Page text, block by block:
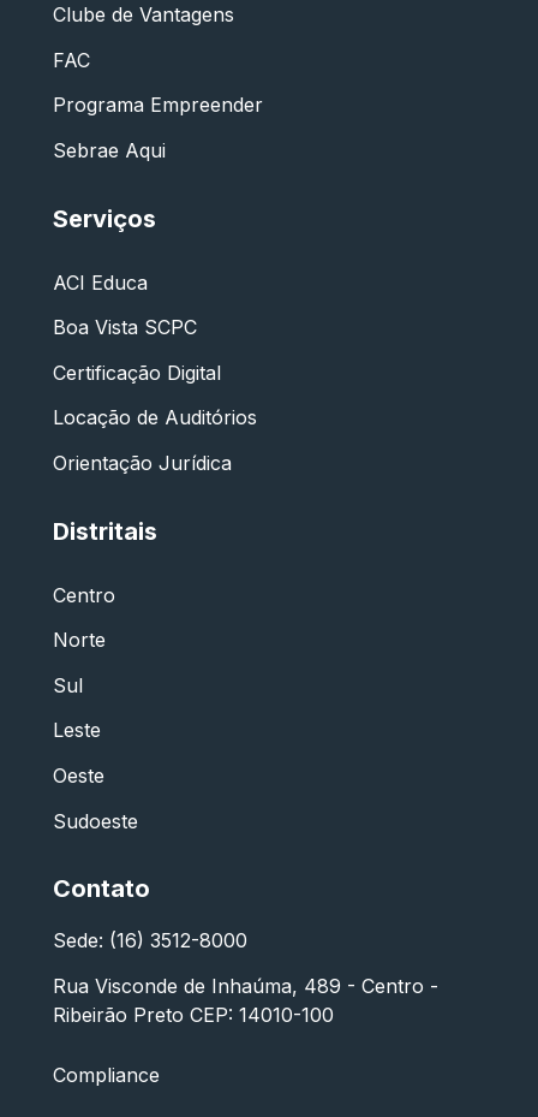
Clube de Vantagens
FAC
Programa Empreender
Sebrae Aqui
Serviços
ACI Educa
Boa Vista SCPC
Certificação Digital
Locação de Auditórios
Orientação Jurídica
Distritais
Centro
Norte
Sul
Leste
Oeste
Sudoeste
Contato
Sede: (16) 3512-8000
Rua Visconde de Inhaúma, 489 - Centro -
Ribeirão Preto CEP: 14010-100
Compliance